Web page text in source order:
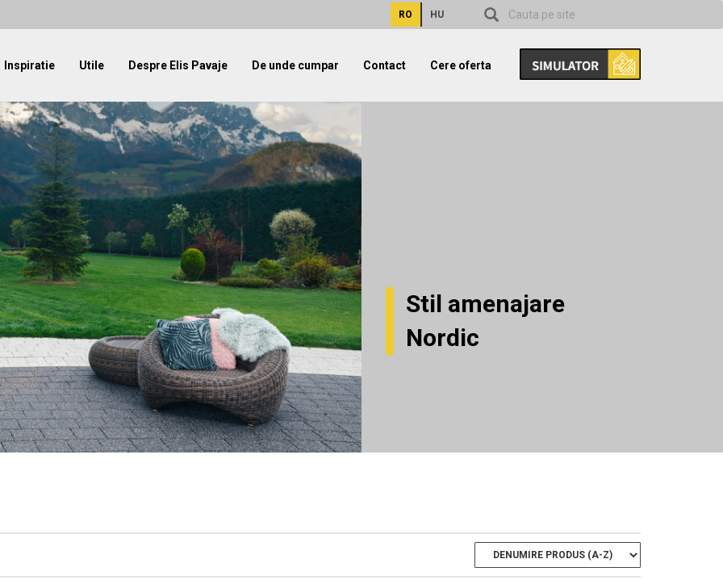
RO HU
Inspiratie Utile Despre Elis Pavaje De unde cumpar Contact Cere oferta
Stil amenajare
Nordic